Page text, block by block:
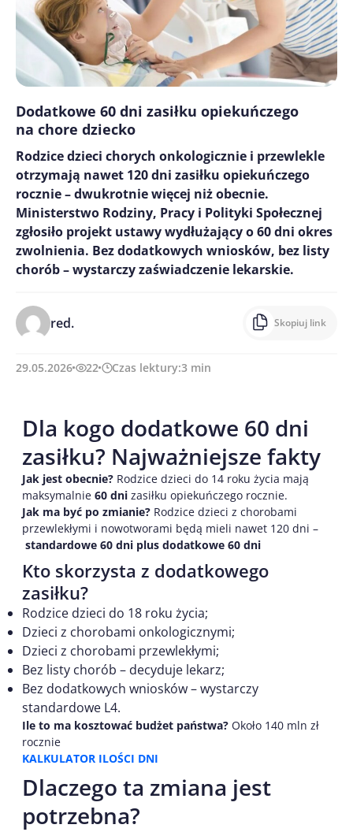
Dodatkowe 60 dni zasiłku opiekuńczego
na chore dziecko
Rodzice dzieci chorych onkologicznie i przewlekle
otrzymają nawet 120 dni zasiłku opiekuńczego
rocznie – dwukrotnie więcej niż obecnie.
Ministerstwo Rodziny, Pracy i Polityki Społecznej
zgłosiło projekt ustawy wydłużający o 60 dni okres
zwolnienia. Bez dodatkowych wniosków, bez listy
chorób – wystarczy zaświadczenie lekarskie.
red. Skopiuj link
29.05.2026 22 Czas lektury:3 min
Dla kogo dodatkowe 60 dni
zasiłku? Najważniejsze fakty
Jak jest obecnie? Rodzice dzieci do 14 roku życia mają
maksymalnie 60 dni zasiłku opiekuńczego rocznie.
Jak ma być po zmianie? Rodzice dzieci z chorobami
przewlekłymi i nowotworami będą mieli nawet 120 dni –
standardowe 60 dni plus dodatkowe 60 dni
Kto skorzysta z dodatkowego
zasiłku?
Rodzice dzieci do 18 roku życia;
Dzieci z chorobami onkologicznymi;
Dzieci z chorobami przewlekłymi;
Bez listy chorób – decyduje lekarz;
Bez dodatkowych wniosków – wystarczy
standardowe L4.
Ile to ma kosztować budżet państwa? Około 140 mln zł
rocznie
KALKULATOR ILOŚCI DNI
Dlaczego ta zmiana jest
potrzebna?